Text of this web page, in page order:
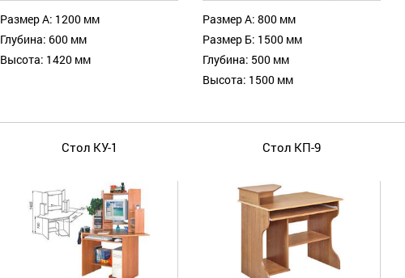
Размер А: 1200 мм
Глубина: 600 мм
Высота: 1420 мм
Размер А: 800 мм
Размер Б: 1500 мм
Глубина: 500 мм
Высота: 1500 мм
Стол КУ-1 Стол КП-9